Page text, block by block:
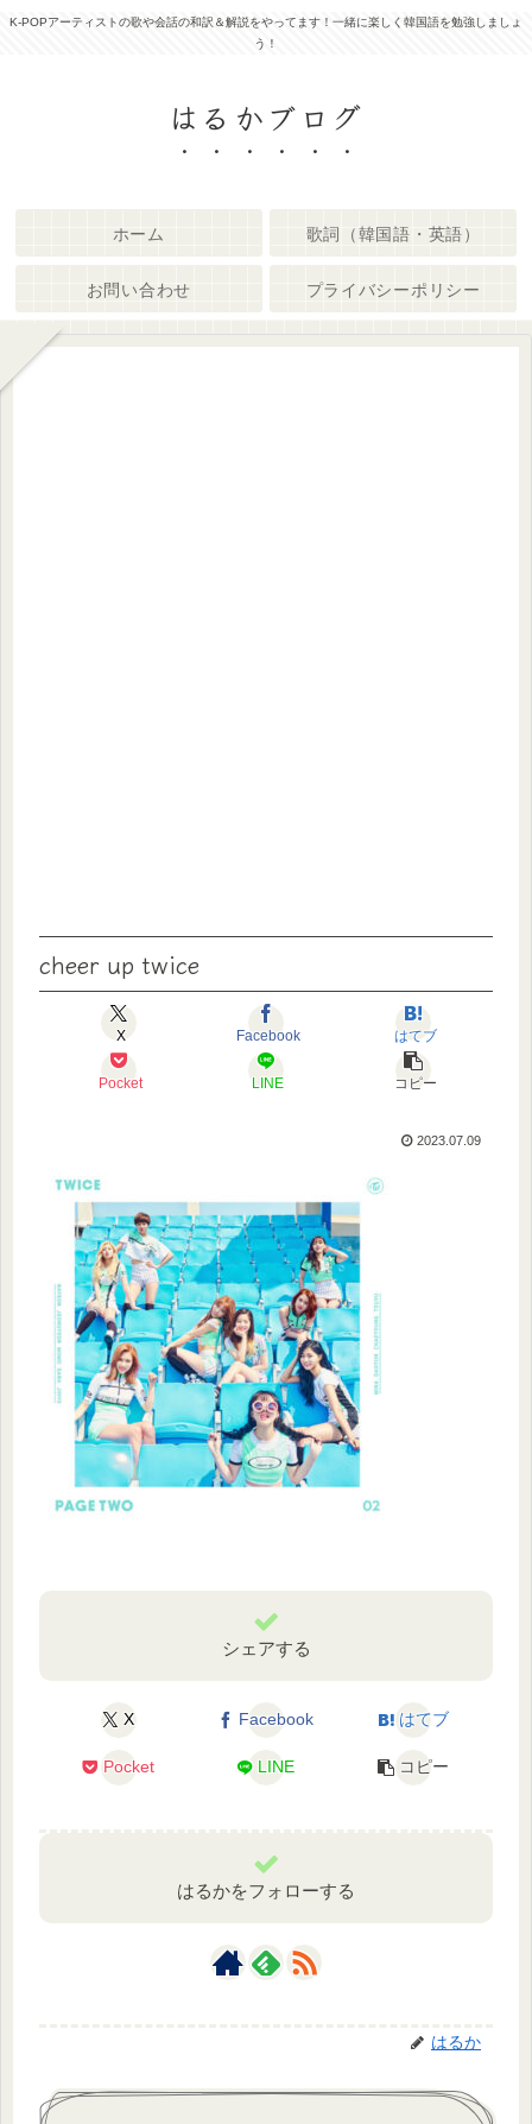
K-POPアーティストの歌や会話の和訳＆解説をやってます！一緒に楽しく韓国語を勉強しましょ
う！
はるかブログ
ホーム 歌詞（韓国語・英語）
お問い合わせ プライバシーポリシー
cheer up twice
X Facebook はてブ
Pocket LINE コピー
2023.07.09
シェアする
X Facebook はてブ
Pocket LINE コピー
はるかをフォローする
はるか